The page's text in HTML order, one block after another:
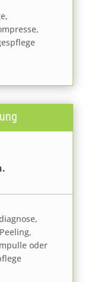
oder